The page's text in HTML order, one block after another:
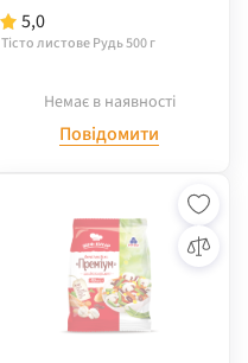
5,0
Тісто листове Рудь 500 г
Немає в наявності
Повідомити